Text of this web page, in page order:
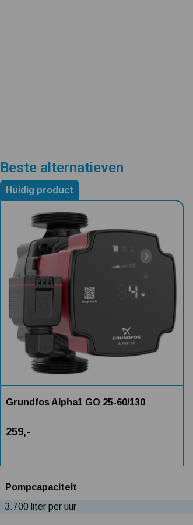
Beste alternatieven
Alternatieven voor Grundfos Alpha1 GO 25-60/
Huidig product
Grundfos Alpha1 GO 25-60/130
259,-
Pompcapaciteit
3.700 liter per uur